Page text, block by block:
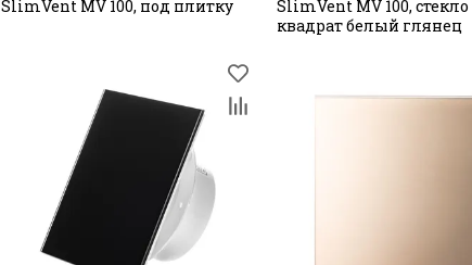
SlimVent МV 100, под плитку
SlimVent МV 100, стекло
квадрат белый глянец